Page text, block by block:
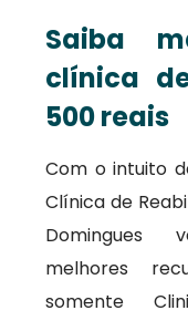
Saiba
clínica
500 reais
Com o intuito
Clínica de
Domingues
melhores
somente